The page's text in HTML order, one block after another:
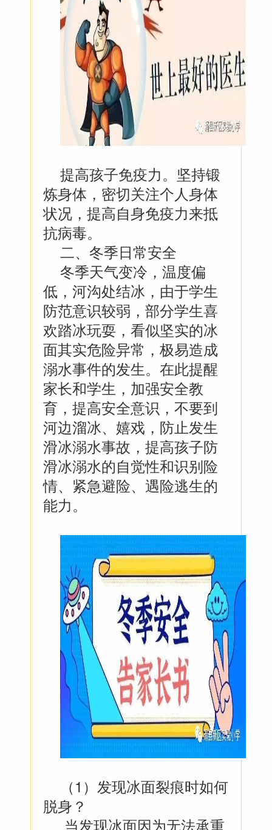
提高孩子免疫力。坚持锻
炼身体，密切关注个人身体
状况，提高自身免疫力来抵
抗病毒。
二、冬季日常安全
冬季天气变冷，温度偏
低，河沟处结冰，由于学生
防范意识较弱，部分学生喜
欢踏冰玩耍，看似坚实的冰
面其实危险异常，极易造成
溺水事件的发生。在此提醒
家长和学生，加强安全教
育，提高安全意识，不要到
河边溜冰、嬉戏，防止发生
滑冰溺水事故，提高孩子防
滑冰溺水的自觉性和识别险
情、紧急避险、遇险逃生的
能力。
（1）发现冰面裂痕时如何
脱身？
当发现冰面因为无法承重